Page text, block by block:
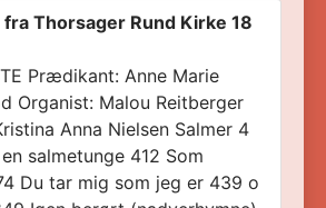
Thorsager Rund Kirke 18
Prædikant: Anne Marie
Organist: Malou Reitberger
Anna Nielsen Salmer 4
salmetunge 412 Som
Du tar mig som jeg er 439 o